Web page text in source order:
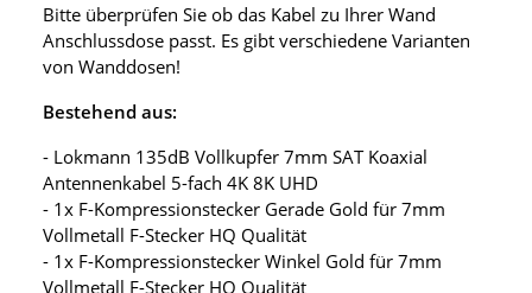
Bitte überprüfen Sie ob das Kabel zu Ihrer Wand
Anschlussdose passt. Es gibt verschiedene Varianten
von Wanddosen!
Bestehend aus:
- Lokmann 135dB Vollkupfer 7mm SAT Koaxial
Antennenkabel 5-fach 4K 8K UHD
- 1x F-Kompressionstecker Gerade Gold für 7mm
Vollmetall F-Stecker HQ Qualität
- 1x F-Kompressionstecker Winkel Gold für 7mm
Vollmetall F-Stecker HQ Qualität